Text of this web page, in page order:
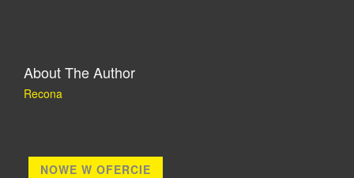
About The Author
Recona
NOWE W OFERCIE